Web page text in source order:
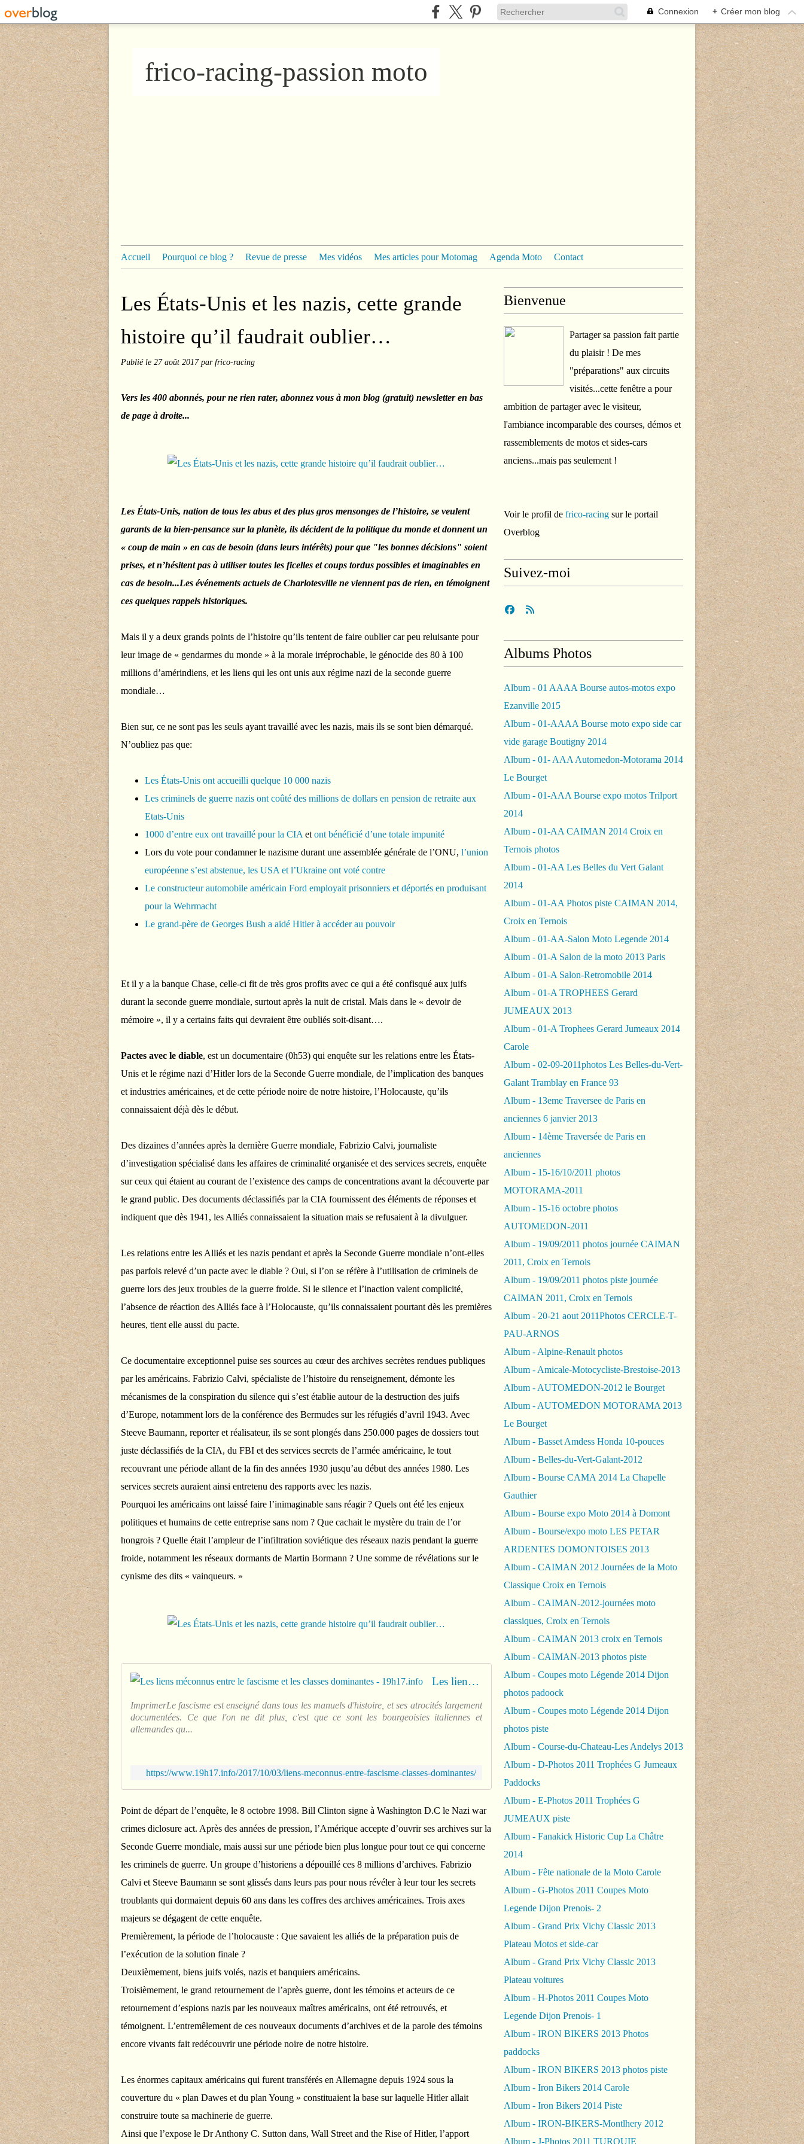
Connexion + Créer mon blog
frico-racing-passion moto
Accueil Pourquoi ce blog ? Revue de presse Mes vidéos Mes articles pour Motomag Agenda Moto Contact
Les États-Unis et les nazis, cette grande
histoire qu’il faudrait oublier…
Publié le 27 août 2017par frico-racing
Vers les 400 abonnés, pour ne rien rater, abonnez vous à mon blog (gratuit) newsletter en bas
de page à droite...
Les États-Unis, nation de tous les abus et des plus gros mensonges de l’histoire, se veulent
garants de la bien-pensance sur la planète, ils décident de la politique du monde et donnent un
« coup de main » en cas de besoin (dans leurs intérêts) pour que "les bonnes décisions" soient
prises, et n’hésitent pas à utiliser toutes les ficelles et coups tordus possibles et imaginables en
cas de besoin...Les événements actuels de Charlotesville ne viennent pas de rien, en témoignent
ces quelques rappels historiques.
Mais il y a deux grands points de l’histoire qu’ils tentent de faire oublier car peu reluisante pour
leur image de « gendarmes du monde » à la morale irréprochable, le génocide des 80 à 100
millions d’amérindiens, et les liens qui les ont unis aux régime nazi de la seconde guerre
mondiale…
Bien sur, ce ne sont pas les seuls ayant travaillé avec les nazis, mais ils se sont bien démarqué.
N’oubliez pas que:
Les États-Unis ont accueilli quelque 10 000 nazis
Les criminels de guerre nazis ont coûté des millions de dollars en pension de retraite aux
Etats-Unis
1000 d’entre eux ont travaillé pour la CIA et ont bénéficié d’une totale impunité
Lors du vote pour condamner le nazisme durant une assemblée générale de l’ONU, l’union
européenne s’est abstenue, les USA et l’Ukraine ont voté contre
Le constructeur automobile américain Ford employait prisonniers et déportés en produisant
pour la Wehrmacht
Le grand-père de Georges Bush a aidé Hitler à accéder au pouvoir
Et il y a la banque Chase, celle-ci fit de très gros profits avec ce qui a été confisqué aux juifs
durant la seconde guerre mondiale, surtout après la nuit de cristal. Mais dans le « devoir de
mémoire », il y a certains faits qui devraient être oubliés soit-disant….
Pactes avec le diable, est un documentaire (0h53) qui enquête sur les relations entre les États-
Unis et le régime nazi d’Hitler lors de la Seconde Guerre mondiale, de l’implication des banques
et industries américaines, et de cette période noire de notre histoire, l’Holocauste, qu’ils
connaissaient déjà dès le début.
Des dizaines d’années après la dernière Guerre mondiale, Fabrizio Calvi, journaliste
d’investigation spécialisé dans les affaires de criminalité organisée et des services secrets, enquête
sur ceux qui étaient au courant de l’existence des camps de concentrations avant la découverte par
le grand public. Des documents déclassifiés par la CIA fournissent des éléments de réponses et
indiquent que dès 1941, les Alliés connaissaient la situation mais se refusaient à la divulguer.
Les relations entre les Alliés et les nazis pendant et après la Seconde Guerre mondiale n’ont-elles
pas parfois relevé d’un pacte avec le diable ? Oui, si l’on se réfère à l’utilisation de criminels de
guerre lors des jeux troubles de la guerre froide. Si le silence et l’inaction valent complicité,
l’absence de réaction des Alliés face à l’Holocauste, qu’ils connaissaient pourtant dès les premières
heures, tient elle aussi du pacte.
Ce documentaire exceptionnel puise ses sources au cœur des archives secrètes rendues publiques
par les américains. Fabrizio Calvi, spécialiste de l’histoire du renseignement, démonte les
mécanismes de la conspiration du silence qui s’est établie autour de la destruction des juifs
d’Europe, notamment lors de la conférence des Bermudes sur les réfugiés d’avril 1943. Avec
Steeve Baumann, reporter et réalisateur, ils se sont plongés dans 250.000 pages de dossiers tout
juste déclassifiés de la CIA, du FBI et des services secrets de l’armée américaine, le tout
recouvrant une période allant de la fin des années 1930 jusqu’au début des années 1980. Les
services secrets auraient ainsi entretenu des rapports avec les nazis.
Pourquoi les américains ont laissé faire l’inimaginable sans réagir ? Quels ont été les enjeux
politiques et humains de cette entreprise sans nom ? Que cachait le mystère du train de l’or
hongrois ? Quelle était l’ampleur de l’infiltration soviétique des réseaux nazis pendant la guerre
froide, notamment les réseaux dormants de Martin Bormann ? Une somme de révélations sur le
cynisme des dits « vainqueurs. »
Les liens méconnus entre le fascisme et les classes dominantes - 19h17.info
ImprimerLe fascisme est enseigné dans tous les manuels d'histoire, et ses atrocités largement
documentées. Ce que l'on ne dit plus, c'est que ce sont les bourgeoisies italiennes et
allemandes qu...
https://www.19h17.info/2017/10/03/liens-meconnus-entre-fascisme-classes-dominantes/
Point de départ de l’enquête, le 8 octobre 1998. Bill Clinton signe à Washington D.C le Nazi war
crimes diclosure act. Après des années de pression, l’Amérique accepte d’ouvrir ses archives sur la
Seconde Guerre mondiale, mais aussi sur une période bien plus longue pour tout ce qui concerne
les criminels de guerre. Un groupe d’historiens a dépouillé ces 8 millions d’archives. Fabrizio
Calvi et Steeve Baumann se sont glissés dans leurs pas pour nous révéler à leur tour les secrets
troublants qui dormaient depuis 60 ans dans les coffres des archives américaines. Trois axes
majeurs se dégagent de cette enquête.
Premièrement, la période de l’holocauste : Que savaient les alliés de la préparation puis de
l’exécution de la solution finale ?
Deuxièmement, biens juifs volés, nazis et banquiers américains.
Troisièmement, le grand retournement de l’après guerre, dont les témoins et acteurs de ce
retournement d’espions nazis par les nouveaux maîtres américains, ont été retrouvés, et
témoignent. L’entremêlement de ces nouveaux documents d’archives et de la parole des témoins
encore vivants fait redécouvrir une période noire de notre histoire.
Les énormes capitaux américains qui furent transférés en Allemagne depuis 1924 sous la
couverture du « plan Dawes et du plan Young » constituaient la base sur laquelle Hitler allait
construire toute sa machinerie de guerre.
Ainsi que l’expose le Dr Anthony C. Sutton dans, Wall Street and the Rise of Hitler, l’apport
Bienvenue
Partager sa passion fait partie
du plaisir ! De mes
"préparations" aux circuits
visités...cette fenêtre a pour
ambition de partager avec le visiteur,
l'ambiance incomparable des courses, démos et
rassemblements de motos et sides-cars
anciens...mais pas seulement !
Voir le profil de frico-racing sur le portail
Overblog
Suivez-moi
Albums Photos
Album - 01 AAAA Bourse autos-motos expo
Ezanville 2015
Album - 01-AAAA Bourse moto expo side car
vide garage Boutigny 2014
Album - 01- AAA Automedon-Motorama 2014
Le Bourget
Album - 01-AAA Bourse expo motos Trilport
2014
Album - 01-AA CAIMAN 2014 Croix en
Ternois photos
Album - 01-AA Les Belles du Vert Galant
2014
Album - 01-AA Photos piste CAIMAN 2014,
Croix en Ternois
Album - 01-AA-Salon Moto Legende 2014
Album - 01-A Salon de la moto 2013 Paris
Album - 01-A Salon-Retromobile 2014
Album - 01-A TROPHEES Gerard
JUMEAUX 2013
Album - 01-A Trophees Gerard Jumeaux 2014
Carole
Album - 02-09-2011photos Les Belles-du-Vert-
Galant Tramblay en France 93
Album - 13eme Traversee de Paris en
anciennes 6 janvier 2013
Album - 14ème Traversée de Paris en
anciennes
Album - 15-16/10/2011 photos
MOTORAMA-2011
Album - 15-16 octobre photos
AUTOMEDON-2011
Album - 19/09/2011 photos journée CAIMAN
2011, Croix en Ternois
Album - 19/09/2011 photos piste journée
CAIMAN 2011, Croix en Ternois
Album - 20-21 aout 2011Photos CERCLE-T-
PAU-ARNOS
Album - Alpine-Renault photos
Album - Amicale-Motocycliste-Brestoise-2013
Album - AUTOMEDON-2012 le Bourget
Album - AUTOMEDON MOTORAMA 2013
Le Bourget
Album - Basset Amdess Honda 10-pouces
Album - Belles-du-Vert-Galant-2012
Album - Bourse CAMA 2014 La Chapelle
Gauthier
Album - Bourse expo Moto 2014 à Domont
Album - Bourse/expo moto LES PETAR
ARDENTES DOMONTOISES 2013
Album - CAIMAN 2012 Journées de la Moto
Classique Croix en Ternois
Album - CAIMAN-2012-journées moto
classiques, Croix en Ternois
Album - CAIMAN 2013 croix en Ternois
Album - CAIMAN-2013 photos piste
Album - Coupes moto Légende 2014 Dijon
photos padoock
Album - Coupes moto Légende 2014 Dijon
photos piste
Album - Course-du-Chateau-Les Andelys 2013
Album - D-Photos 2011 Trophées G Jumeaux
Paddocks
Album - E-Photos 2011 Trophées G
JUMEAUX piste
Album - Fanakick Historic Cup La Châtre
2014
Album - Fête nationale de la Moto Carole
Album - G-Photos 2011 Coupes Moto
Legende Dijon Prenois- 2
Album - Grand Prix Vichy Classic 2013
Plateau Motos et side-car
Album - Grand Prix Vichy Classic 2013
Plateau voitures
Album - H-Photos 2011 Coupes Moto
Legende Dijon Prenois- 1
Album - IRON BIKERS 2013 Photos
paddocks
Album - IRON BIKERS 2013 photos piste
Album - Iron Bikers 2014 Carole
Album - Iron Bikers 2014 Piste
Album - IRON-BIKERS-Montlhery 2012
Album - J-Photos 2011 TURQUIE